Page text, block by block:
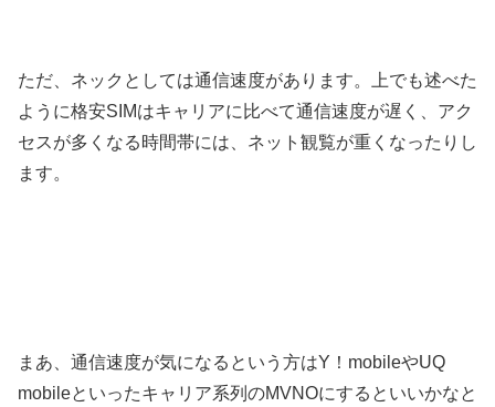
ただ、ネックとしては通信速度があります。上でも述べた
ように格安SIMはキャリアに比べて通信速度が遅く、アク
セスが多くなる時間帯には、ネット観覧が重くなったりし
ます。
まあ、通信速度が気になるという方はY！mobileやUQ
mobileといったキャリア系列のMVNOにするといいかなと